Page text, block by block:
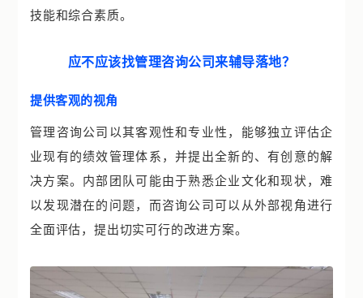
技能和综合素质。
应不应该找管理咨询公司来辅导落地？
提供客观的视角
管理咨询公司以其客观性和专业性，能够独立评估企
业现有的绩效管理体系，并提出全新的、有创意的解
决方案。内部团队可能由于熟悉企业文化和现状，难
以发现潜在的问题，而咨询公司可以从外部视角进行
全面评估，提出切实可行的改进方案。